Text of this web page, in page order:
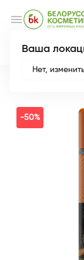
Ваша
Нет,
menu
Новинки
-50%